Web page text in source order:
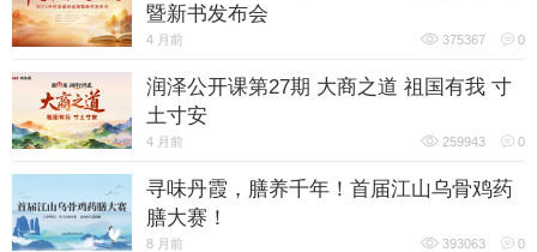
暨新书发布会
4 月前 375367 0
润泽公开课第27期 大商之道 祖国有我 寸
土寸安
4 月前 259943 0
寻味丹霞，膳养千年！首届江山乌骨鸡药
膳大赛！
8 月前 393063 0